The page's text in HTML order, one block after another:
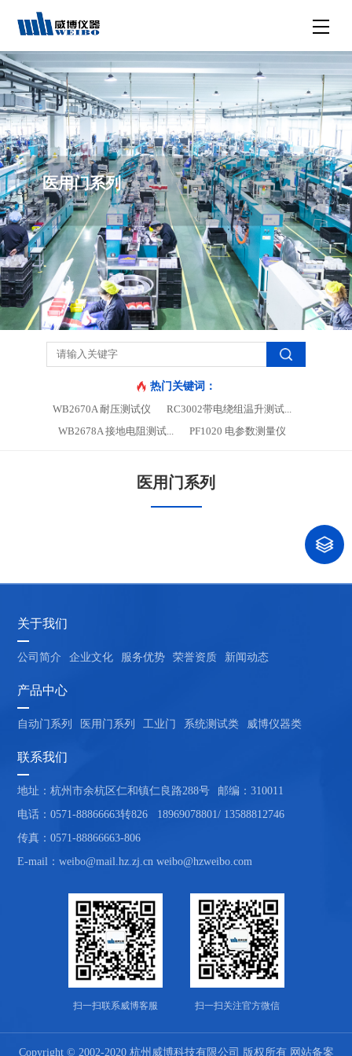
医用门系列
热门关键词：
WB2670A 耐压测试仪
RC3002带电绕组温升测试...
WB2678A 接地电阻测试...
PF1020 电参数测量仪
医用门系列
关于我们
公司简介 企业文化 服务优势 荣誉资质 新闻动态
产品中心
自动门系列 医用门系列 工业门 系统测试类 威博仪器类
联系我们
地址：杭州市余杭区仁和镇仁良路288号
邮编：310011
电话：0571-88866663转826   18969078801/ 13588812746
传真：0571-88866663-806
E-mail：weibo@mail.hz.zj.cn weibo@hzweibo.com
扫一扫联系威博客服 扫一扫关注官方微信
Copyright © 2002-2020 杭州威博科技有限公司 版权所有 网站备案